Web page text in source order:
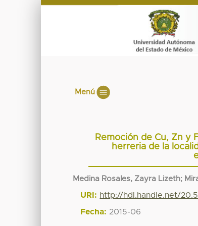
Menú
Remoción de Cu, Zn y
herreria de la
Medina Rosales, Zayra Lizeth;
URI: http://hdl.handle.net/
Fecha: 2015-06